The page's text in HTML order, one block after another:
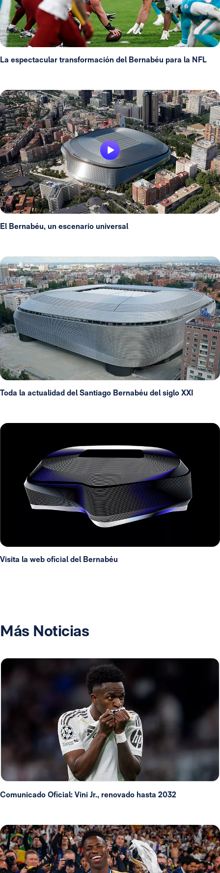
La espectacular transformación del Bernabéu para la NFL
El Bernabéu, un escenario universal
Toda la actualidad del Santiago Bernabéu del siglo XXI
Visita la web oficial del Bernabéu
Más Noticias
Comunicado Oficial: Vini Jr., renovado hasta 2032